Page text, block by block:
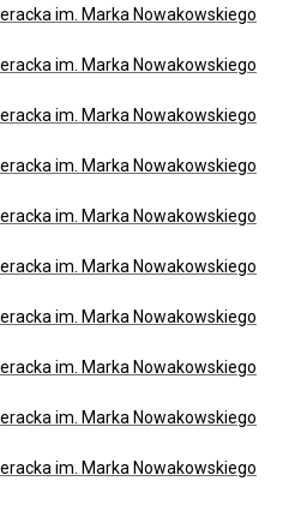
im. Marka Nowakowskiego
im. Marka Nowakowskiego
im. Marka Nowakowskiego
im. Marka Nowakowskiego
im. Marka Nowakowskiego
im. Marka Nowakowskiego
im. Marka Nowakowskiego
im. Marka Nowakowskiego
im. Marka Nowakowskiego
im. Marka Nowakowskiego